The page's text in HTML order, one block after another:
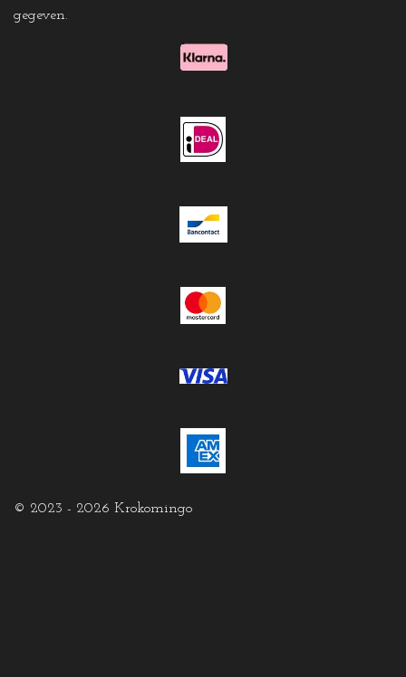
gegeven.
© 2023 - 2026 Krokomingo